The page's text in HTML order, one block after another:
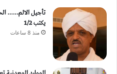
تأجيل الالم……
يكتب 1/2
منذ 8 ساعات